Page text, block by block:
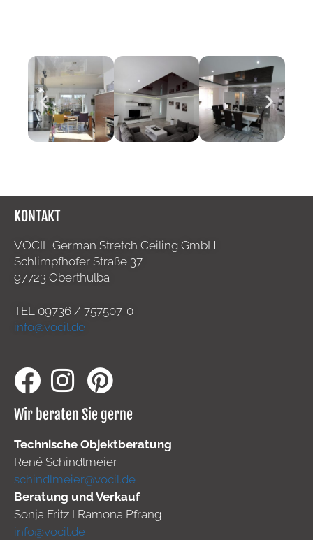
KONTAKT
VOCIL German Stretch Ceiling GmbH
Schlimpfhofer Straße 37
97723 Oberthulba
TEL 09736 / 757507-0
info@vocil.de
Wir beraten Sie gerne
Technische Objektberatung
René Schindlmeier
schindlmeier@vocil.de
Beratung und Verkauf
Sonja Fritz I Ramona Pfrang
info@vocil.de